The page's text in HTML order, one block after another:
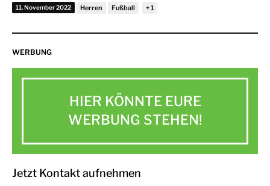
11. November 2022 Herren Fußball
WERBUNG
HIER KÖNNTE EURE
WERBUNG STEHEN!
Jetzt Kontakt aufnehmen